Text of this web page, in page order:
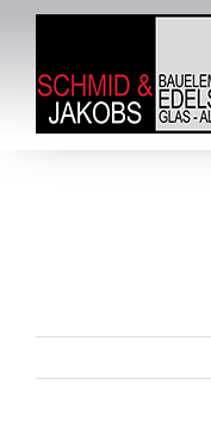
Zum
springen